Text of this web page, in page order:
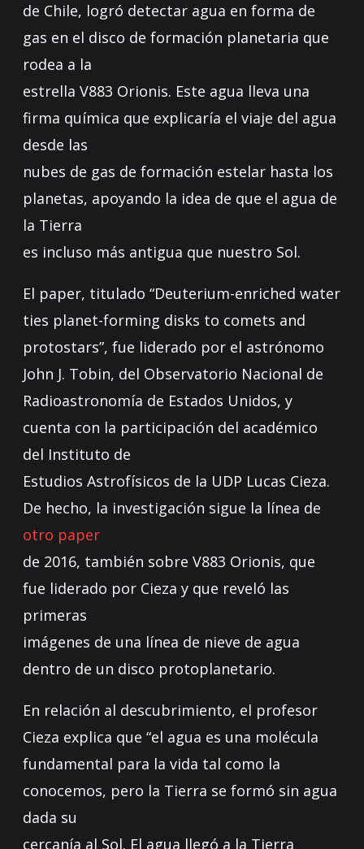
de Chile, logró detectar agua en forma de
gas en el disco de formación planetaria que
rodea a la
estrella V883 Orionis. Este agua lleva una
firma química que explicaría el viaje del agua
desde las
nubes de gas de formación estelar hasta los
planetas, apoyando la idea de que el agua de
la Tierra
es incluso más antigua que nuestro Sol.
El paper, titulado “Deuterium-enriched water
ties planet-forming disks to comets and
protostars”, fue liderado por el astrónomo
John J. Tobin, del Observatorio Nacional de
Radioastronomía de Estados Unidos, y
cuenta con la participación del académico
del Instituto de
Estudios Astrofísicos de la UDP Lucas Cieza.
De hecho, la investigación sigue la línea de
otro paper
de 2016, también sobre V883 Orionis, que
fue liderado por Cieza y que reveló las
primeras
imágenes de una línea de nieve de agua
dentro de un disco protoplanetario.
En relación al descubrimiento, el profesor
Cieza explica que “el agua es una molécula
fundamental para la vida tal como la
conocemos, pero la Tierra se formó sin agua
dada su
cercanía al Sol. El agua llegó a la Tierra